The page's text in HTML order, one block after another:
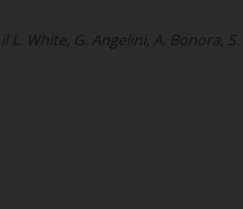
White, G. Angelini, A. Bonora,